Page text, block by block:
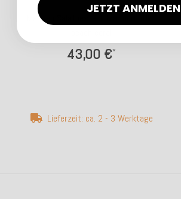
Maegen Salatbesteck Marmoroptik |
43,00 €*
Lieferzeit: ca. 2 - 3 Werktage
JETZT ANMELDEN